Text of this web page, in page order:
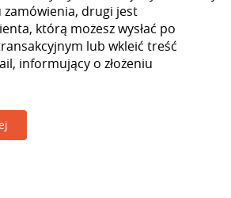
drugi jest
którą możesz wysłać po
lub wkleić treść
informujący o złożeniu